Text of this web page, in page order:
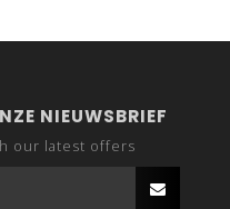
NIEUWSBRIEF
our latest offers